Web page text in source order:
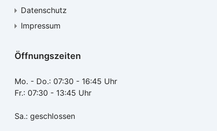
Datenschutz
Impressum
Öffnungszeiten
Mo. - Do.: 07:30 - 16:45 Uhr
Fr.: 07:30 - 13:45 Uhr
Sa.: geschlossen